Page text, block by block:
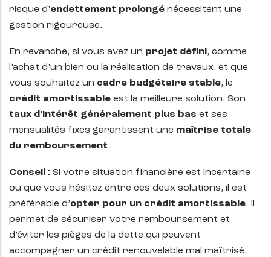
risque d’endettement prolongé nécessitent une
gestion rigoureuse.
En revanche, si vous avez un projet défini, comme
l’achat d’un bien ou la réalisation de travaux, et que
vous souhaitez un cadre budgétaire stable, le
crédit amortissable est la meilleure solution. Son
taux d’intérêt généralement plus bas et ses
mensualités fixes garantissent une maîtrise totale
du remboursement.
Conseil : Si votre situation financière est incertaine
ou que vous hésitez entre ces deux solutions, il est
préférable d’opter pour un crédit amortissable. Il
permet de sécuriser votre remboursement et
d’éviter les pièges de la dette qui peuvent
accompagner un crédit renouvelable mal maîtrisé.